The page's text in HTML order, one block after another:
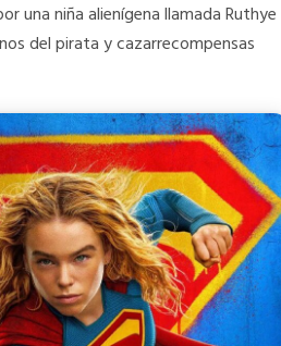
una niña alienígena llamada Ruthye
del pirata y cazarrecompensas